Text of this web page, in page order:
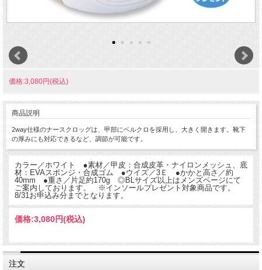
価格:3,080円(税込)
商品説明
2way仕様のナースクロッグは、甲部にベルクロを採用し、大きく開きます。靴下
の厚みにも対応できるなど、調節が可能です。
カラー／ホワイト ●素材／甲皮：合成皮革・ナイロンメッシュ、底
材：EVAスポンジ・合成ゴム ●ウイズ／3Ｅ ●かかと高さ／約
40mm ●重さ／片足約170g ◎BLサイズ以上はメンズページにて
ご案内しております。 ※インソールプレゼント対象商品です。
8/31お申込み分までとなります。
価格:3,080円(税込)
注文